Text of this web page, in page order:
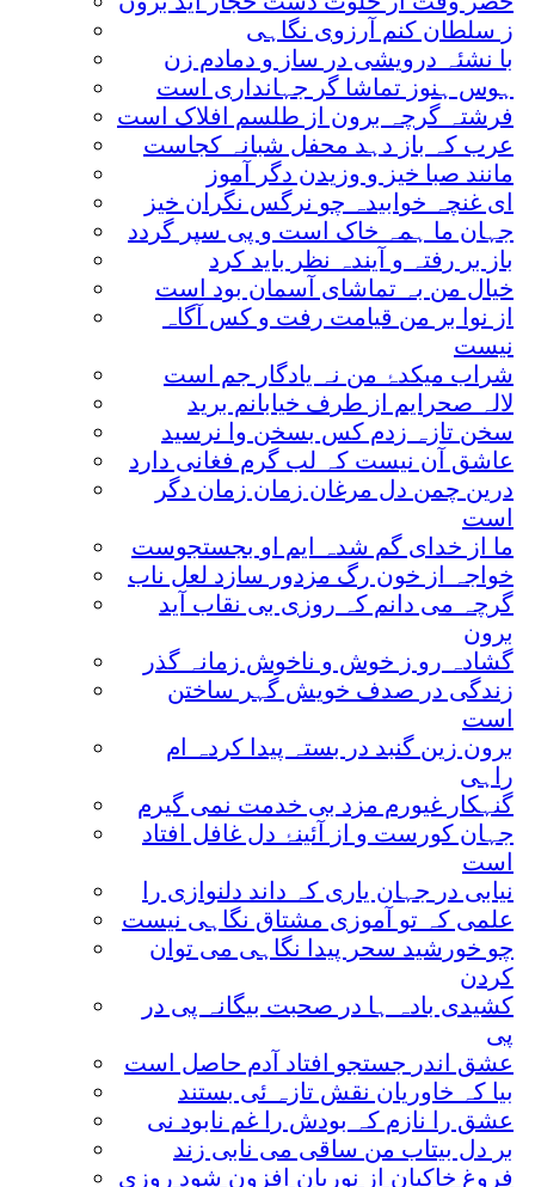
ز سلطان کنم آرزوی نگاہی
با نشئہ درویشی در ساز و دمادم زن
ہوس ہنوز تماشا گر جہانداری است
فرشتہ گرچہ برون از طلسم افلاک است
عرب کہ باز دہد محفل شبانہ کجاست
مانند صبا خیز و وزیدن دگر آموز
ای غنچہ خوابیدہ چو نرگس نگران خیز
جہان ما ہمہ خاک است و پی سپر گردد
باز بر رفتہ و آیندہ نظر باید کرد
خیال من بہ تماشای آسمان بود است
از نوا بر من قیامت رفت و کس آگاہ
نیست
شراب میکدۂ من نہ یادگار جم است
لالہ صحرایم از طرف خیابانم برید
سخن تازہ زدم کس بسخن وا نرسید
عاشق آن نیست کہ لب گرم فغانی دارد
درین چمن دل مرغان زمان زمان دگر
است
ما از خدای گم شدہ ایم او بجستجوست
خواجہ از خون رگ مزدور سازد لعل ناب
گرچہ می دانم کہ روزی بی نقاب آید
برون
گشادہ رو ز خوش و ناخوش زمانہ گذر
زندگی در صدف خویش گہر ساختن
است
برون زین گنبد در بستہ پیدا کردہ ام
راہی
گنہکار غیورم مزد بی خدمت نمی گیرم
جہان کورست و از آئینۂ دل غافل افتاد
است
نیابی در جہان یاری کہ داند دلنوازی را
علمی کہ تو آموزی مشتاق نگاہی نیست
چو خورشید سحر پیدا نگاہی می توان
کردن
کشیدی بادہ ہا در صحبت بیگانہ پی در
پی
عشق اندر جستجو افتاد آدم حاصل است
بیا کہ خاوریان نقش تازہ ئی بستند
عشق را نازم کہ بودش را غم نابود نی
بر دل بیتاب من ساقی می نابی زند
فروغ خاکیان از نوریان افزون شود روزی